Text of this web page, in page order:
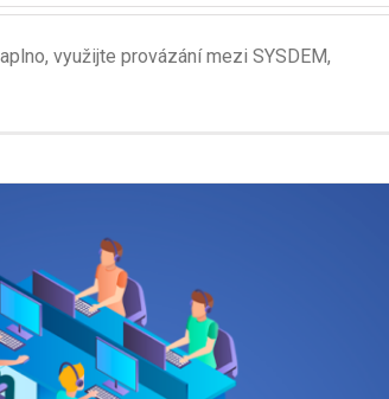
využijte provázání mezi SYSDEM,